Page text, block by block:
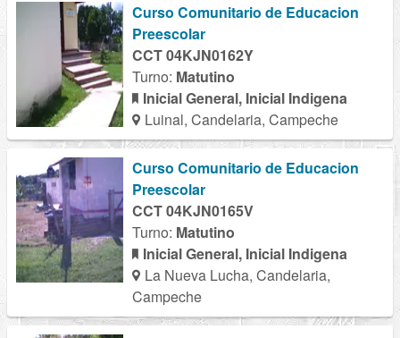
Curso Comunitario de Educacion
Preescolar
CCT 04KJN0162Y
Turno: Matutino
Inicial General, Inicial Indigena
Luinal, Candelaria, Campeche
Curso Comunitario de Educacion
Preescolar
CCT 04KJN0165V
Turno: Matutino
Inicial General, Inicial Indigena
La Nueva Lucha, Candelaria,
Campeche